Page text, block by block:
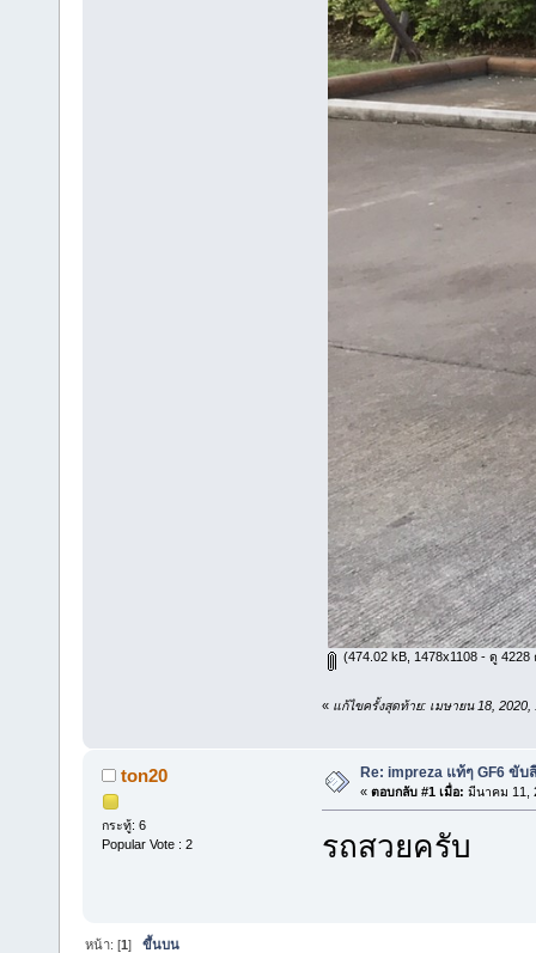
(474.02 kB, 1478x1108 - ดู 4228
« แก้ไขครั้งสุดท้าย: เมษายน 18, 2020,
ton20
กระทู้: 6
Popular Vote : 2
Re: impreza แท้ๆ GF6 ขับ
« ตอบกลับ #1 เมื่อ: มีนาคม 11,
รถสวยครับ
หน้า: [1]ขึ้นบน